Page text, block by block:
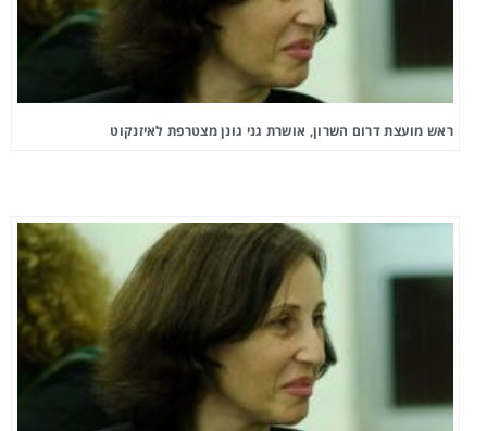
ראש מועצת דרום השרון, אושרת גני גונן מצטרפת לאיזנקוט